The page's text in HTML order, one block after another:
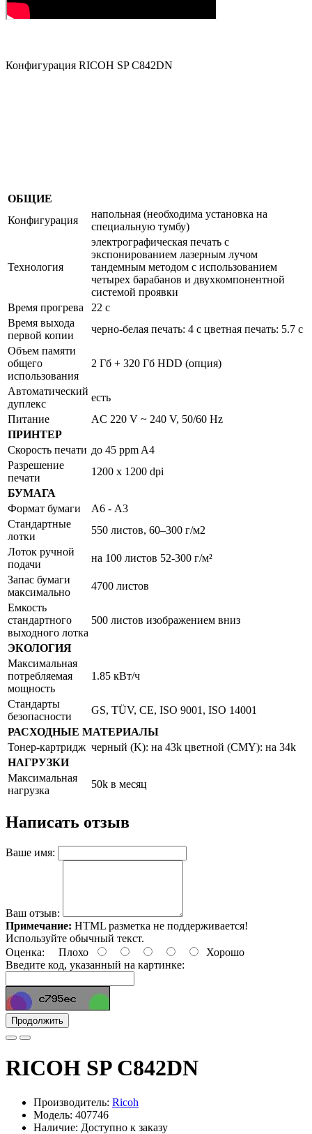
Конфигурация RICOH SP С842DN
ОБЩИЕ
Конфигурация
напольная (необходима установка на
специальную тумбу)
Технология
электрографическая печать с
экспонированием лазерным лучом
тандемным методом с использованием
четырех барабанов и двухкомпонентной
системой проявки
Время прогрева
22 с
Время выхода
первой копии
черно-белая печать: 4 с цветная печать: 5.7 с
Объем памяти
общего
использования
2 Гб + 320 Гб HDD (опция)
Автоматический
дуплекс
есть
Питание
AC 220 V ~ 240 V, 50/60 Hz
ПРИНТЕР
Скорость печати до 45 ppm A4
Разрешение
печати
1200 x 1200 dpi
БУМАГА
Формат бумаги
А6 - А3
Стандартные
лотки
550 листов, 60–300 г/м2
Лоток ручной
подачи
на 100 листов 52-300 г/м²
Запас бумаги
максимально
4700 листов
Емкость
стандартного
выходного лотка
500 листов изображением вниз
ЭКОЛОГИЯ
Максимальная
потребляемая
мощность
1.85 кВт/ч
Стандарты
безопасности
GS, TÜV, CE, ISO 9001, ISO 14001
РАСХОДНЫЕ МАТЕРИАЛЫ
Тонер-картридж черный (K): на 43k цветной (CMY): на 34k
НАГРУЗКИ
Максимальная
нагрузка
50k в месяц
Написать отзыв
Ваше имя:
Ваш отзыв:
Примечание: HTML разметка не поддерживается!
Используйте обычный текст.
Оценка: Плохо
Хорошо
Введите код, указанный на картинке:
Продолжить
RICOH SP C842DN
Производитель: Ricoh
Модель: 407746
Наличие: Доступно к заказу